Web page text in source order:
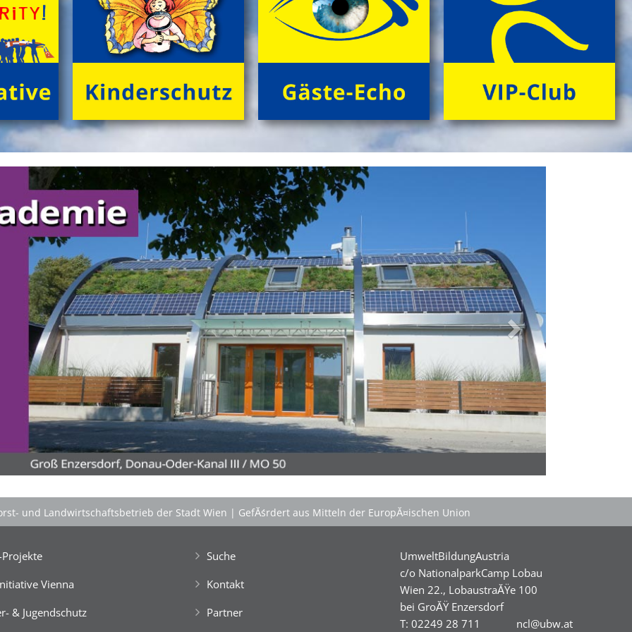
Das klassische
'GrĂźne Insel Camp'sind fĂźnf
kurzweilige, sinnliche Outdoor-Ferientage fĂźr
neugierige Kids (8 bis 12 Jahre) in der trauten
Gemeinschaft von Freund*innen beim Zelten im
grĂźnen Ambiente! Gemeinsam NaturhĂźtten gestalten,
'KletterInsel', â€Ś abends im Kreis dem Knistern des
>'GrĂźne Insel Camp'
'English Adventure Camp'
Enjoy English in exciting camp-life!
Beim tollen Ferienabenteuer 'English Adventure Camp'
plaudern die Kids (10 bis 14 Jahre) im Camp von frĂźh
bis spĂ¤t spielerisch locker 'in English'. Wir 'chatten'
ohne Angst und Computer real drauf los, â€Ś tagsĂźber
bei spannenden Naturabenteuern, beim gemeinsamen
FloĂŸbau und Gestalten von 'nature huts' ebenso wie
abends 'at the campfire'.
>'English Adventure Camp'
'Schlafnester CampLodges'
Kids nĂ¤chtigen auf der 'Augenweide'!
Gemeinsam mit Freund*innen im kuscheligen
'Schlafnest'nĂ¤chtigen, NaturhĂźtten im Wald
gestalten, kreativ ein FloĂŸ bauen, im NaturgewĂ¤sser
baden, klettern, tĂźmpeln, mikroskopieren â€Ś dem
Knistern am Lagerfeuer lauschen, abends die Au
erkunden und viele weitere Abenteuer erleben!
PĂ¤dagog*innen wissen zu begeistern. Sie sorgen rund
um die Uhr um das Wohl der Kinder, fĂźr Bewegung
und Freude im Camp-Alltag, â€Ś ebenso fĂźr die
'CateringInsel' frisch zubereiteten, kĂśstlichen Bio-
> 'Schlafnester CampLodges'
> Information & Anmeldung'
> Folder ansehen'
und Landwirtschaftsbetrieb der Stadt Wien | GefĂśrdert aus Mitteln der EuropĂ¤ischen Union
Projekte
Vienna
& Jugendschutz
Suche
Kontakt
Partner
UmweltBildungAustria
c/o NationalparkCamp Lobau
Wien 22., LobaustraĂŸe 100
bei GroĂŸ Enzersdorf
T: 02249 28 711
ncl@ubw.at